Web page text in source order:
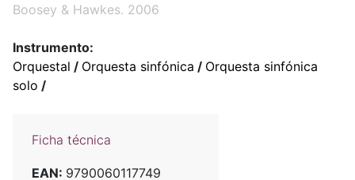
Boosey & Hawkes. 2006
Instrumento:
Orquestal / Orquesta sinfónica / Orquesta sinfónica
solo /
Ficha técnica
EAN: 9790060117749